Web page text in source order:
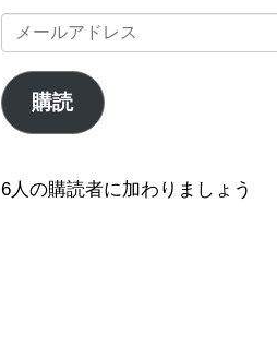
ー
ル
ア
レ
購読
6人の購読者に加わりましょう